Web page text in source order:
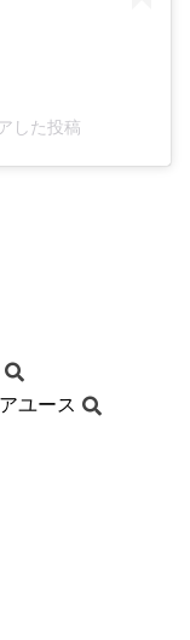
した投稿
ユース